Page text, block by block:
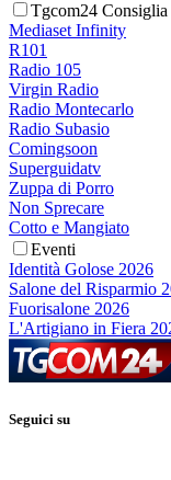
Tgcom24 Consiglia
Mediaset Infinity
R101
Radio 105
Virgin Radio
Radio Montecarlo
Radio Subasio
Comingsoon
Superguidatv
Zuppa di Porro
Non Sprecare
Cotto e Mangiato
Eventi
Identità Golose 2026
Salone del Risparmio
Fuorisalone 2026
L'Artigiano in Fiera
Seguici su